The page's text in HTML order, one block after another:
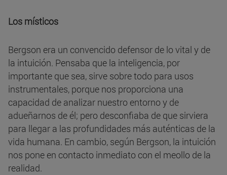
Los místicos
Bergson era un convencido defensor de lo vital y de
la intuición. Pensaba que la inteligencia, por
importante que sea, sirve sobre todo para usos
instrumentales, porque nos proporciona una
capacidad de analizar nuestro entorno y de
adueñarnos de él; pero desconfiaba de que sirviera
para llegar a las profundidades más auténticas de la
vida humana. En cambio, según Bergson, la intuición
nos pone en contacto inmediato con el meollo de la
realidad.